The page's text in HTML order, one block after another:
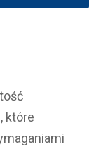
które